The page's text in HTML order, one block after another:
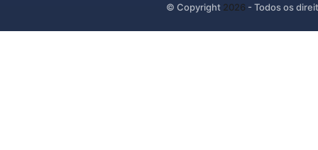
© Copyright 2026 - Todos os